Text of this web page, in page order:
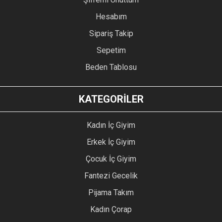
Hesabım
Sipariş Takip
Sepetim
Beden Tablosu
KATEGORİLER
Kadın İç Giyim
Erkek İç Giyim
Çocuk İç Giyim
Fantezi Gecelik
Pijama Takım
Kadın Çorap